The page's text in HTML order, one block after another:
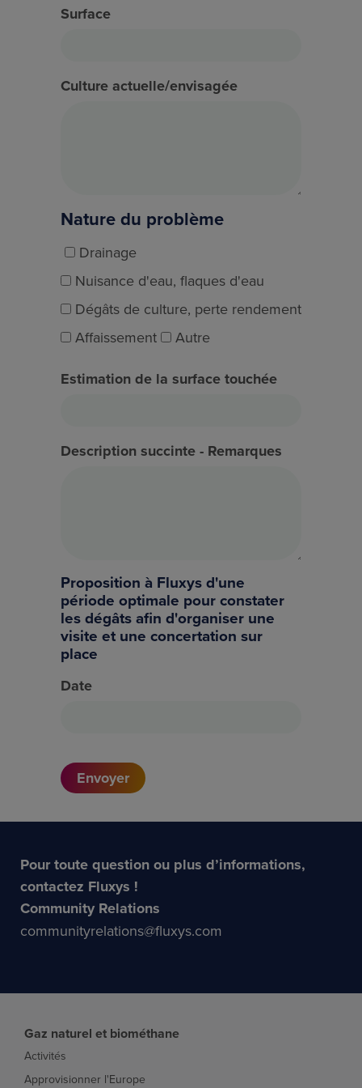
Surface
Culture actuelle/envisagée
Nature du problème
Drainage
Nuisance d'eau, flaques d'eau
Dégâts de culture, perte rendement
Affaissement
Autre
Estimation de la surface touchée
Description succinte - Remarques
Proposition à Fluxys d'une
période optimale pour constater
les dégâts afin d'organiser une
visite et une concertation sur
place
Date
Pour toute question ou plus d’informations,
contactez Fluxys !
Community Relations
communityrelations@fluxys.com
Gaz naturel et biométhane
Activités
Approvisionner l'Europe